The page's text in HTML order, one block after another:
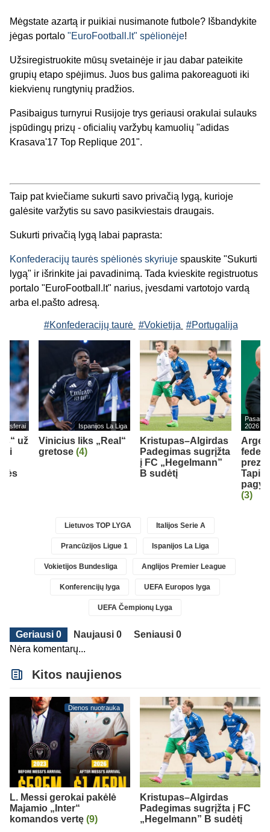
Mėgstate azartą ir puikiai nusimanote futbole? Išbandykite
jėgas portalo "EuroFootball.lt" spėlionėje!
Užsiregistruokite mūsų svetainėje ir jau dabar pateikite
grupių etapo spėjimus. Juos bus galima pakoreaguoti iki
kiekvienų rungtynių pradžios.
Pasibaigus turnyrui Rusijoje trys geriausi orakulai sulauks
įspūdingų prizų - oficialių varžybų kamuolių "adidas
Krasava'17 Top Replique 201".
Taip pat kviečiame sukurti savo privačią lygą, kurioje
galėsite varžytis su savo pasikviestais draugais.
Sukurti privačią lygą labai paprasta:
Konfederacijų taurės spėlionės skyriuje spauskite "Sukurti
lygą" ir išrinkite jai pavadinimą. Tada kvieskite registruotus
portalo "EuroFootball.lt" narius, įvesdami vartotojo vardą
arba el.pašto adresą.
#Konfederacijų taurė #Vokietija #Portugalija
už
Ispanijos La Liga
Vinicius liks „Real“
gretose (4)
Kristupas–Algirdas
Padegimas sugrįžta
į FC „Hegelmann”
B sudėtį
2026
Tapia
(3)
Lietuvos TOP LYGA Italijos Serie A
Prancūzijos Ligue 1 Ispanijos La Liga
Vokietijos Bundesliga Anglijos Premier League
Konferencijų lyga UEFA Europos lyga
UEFA Čempionų Lyga
Geriausi 0 Naujausi 0
Seniausi 0
Nėra komentarų...
Kitos naujienos
Dienos nuotrauka
L. Messi gerokai pakėlė
Majamio „Inter“
komandos vertę (9)
Kristupas–Algirdas
Padegimas sugrįžta į FC
„Hegelmann” B sudėtį